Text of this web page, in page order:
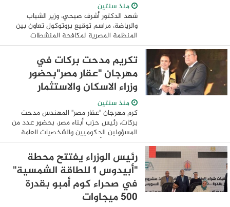
منذ سنتين
شهد الدكتور أشرف صبحي، وزير الشباب
والرياضة، مراسم توقيع بروتوكول تعاون بين
المنظمة المصرية لمكافحة المنشطات
(NADO) والوكالة الإماراتية لمكافحة
المنشطات (UAE NADA)، وذلك بحضور
السفيرة مريم الكعبي، ...
تكريم مدحت بركات في
مهرجان "عقار مصر"بحضور
وزراء الاسكان والاستثمار
منذ سنتين
كرم مهرجان "عقار مصر" المهندس مدحت
بركات، رئيس حزب أبناء مصر، بحضور عدد من
المسؤولين الحكوميين والشخصيات العامة
والسياسية. وأعلن المهندس طارق شكري،
الرئيس الشرفي لحفل "عقار مصر – THE
BEST REAL ...
رئيس الوزراء يفتتح محطة
"أبيدوس 1 للطاقة الشمسية"
في صحراء كوم أمبو بقدرة
500 ميجاوات